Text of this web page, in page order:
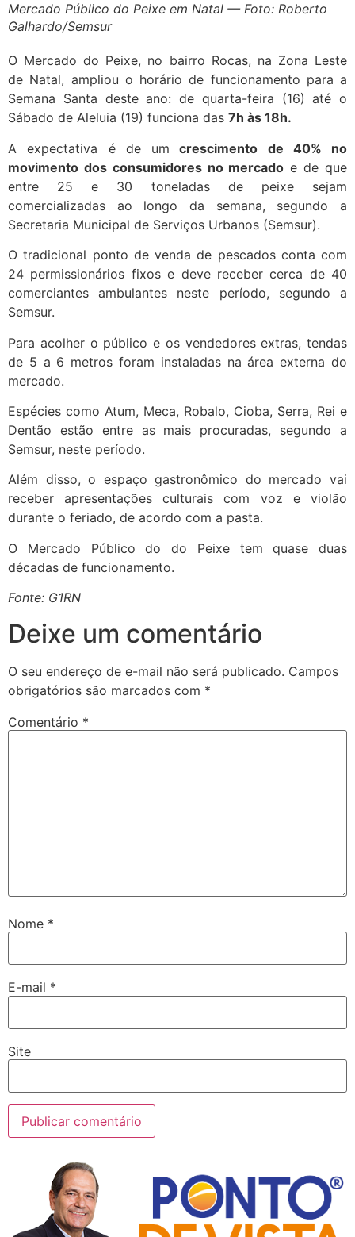
Mercado Público do Peixe em Natal — Foto: Roberto
Galhardo/Semsur
O Mercado do Peixe, no bairro Rocas, na Zona Leste
de Natal, ampliou o horário de funcionamento para a
Semana Santa deste ano: de quarta-feira (16) até o
Sábado de Aleluia (19) funciona das 7h às 18h.
A expectativa é de um crescimento de 40% no
movimento dos consumidores no mercado e de que
entre 25 e 30 toneladas de peixe sejam
comercializadas ao longo da semana, segundo a
Secretaria Municipal de Serviços Urbanos (Semsur).
O tradicional ponto de venda de pescados conta com
24 permissionários fixos e deve receber cerca de 40
comerciantes ambulantes neste período, segundo a
Semsur.
Para acolher o público e os vendedores extras, tendas
de 5 a 6 metros foram instaladas na área externa do
mercado.
Espécies como Atum, Meca, Robalo, Cioba, Serra, Rei e
Dentão estão entre as mais procuradas, segundo a
Semsur, neste período.
Além disso, o espaço gastronômico do mercado vai
receber apresentações culturais com voz e violão
durante o feriado, de acordo com a pasta.
O Mercado Público do do Peixe tem quase duas
décadas de funcionamento.
Fonte: G1RN
Deixe um comentário
O seu endereço de e-mail não será publicado. Campos
obrigatórios são marcados com *
Comentário *
Nome *
E-mail *
Site